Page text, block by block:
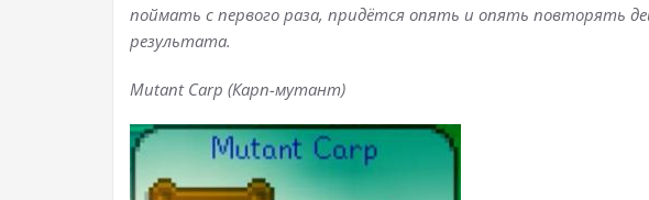
поймать с первого раза, придётся опять и опять повторять
результата.
Mutant Carp (Карп-мутант)